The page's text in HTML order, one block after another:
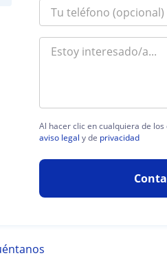
Al hacer clic en cualquiera de
aviso legal y de privacidad